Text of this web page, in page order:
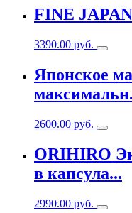
FINE
3390.00 руб.
Японское
2600.00 руб.
ORIHIRO
в капсула...
2990.00 руб.